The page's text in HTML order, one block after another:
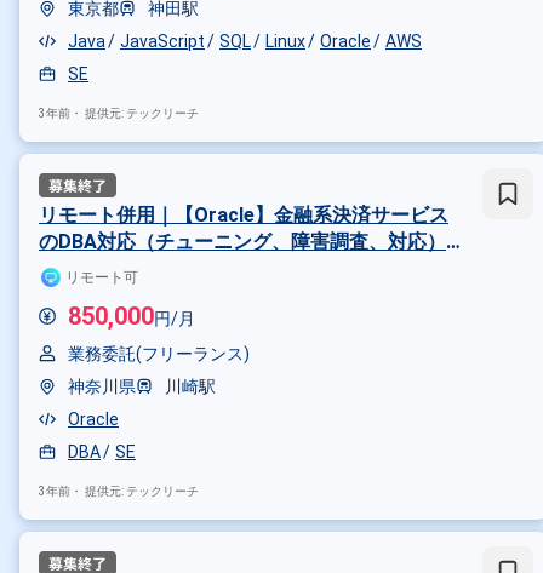
東京都
神田駅
Java
JavaScript SQL Linux Oracle
AWS
SE
3年前・ 提供元: テックリーチ
リモート併用｜【Oracle】金融系決済サービス
のDBA対応（チューニング、障害調査、対応）
および、日々の開発支援作業(DB視点)（システ
ムエンジニア（SE））
リモート可
850,000円/月
業務委託(フリーランス)
神奈川県
川崎駅
Oracle
DBA
SE
3年前・ 提供元: テックリーチ